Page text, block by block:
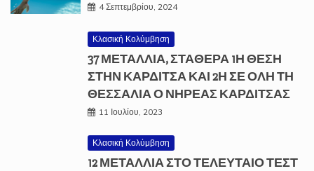
4 Σεπτεμβρίου, 2024
Κλασική Κολύμβηση
37 ΜΕΤΆΛΛΙΑ, ΣΤΑΘΕΡΆ 1Η ΘΈΣΗ
ΣΤΗΝ ΚΑΡΔΊΤΣΑ ΚΑΙ 2Η ΣΕ ΌΛΗ ΤΗ
ΘΕΣΣΑΛΊΑ Ο ΝΗΡΈΑΣ ΚΑΡΔΊΤΣΑΣ
11 Ιουλίου, 2023
Κλασική Κολύμβηση
12 ΜΕΤΑΛΛΙΑ ΣΤΟ ΤΕΛΕΥΤΑΙΟ ΤΕΣΤ